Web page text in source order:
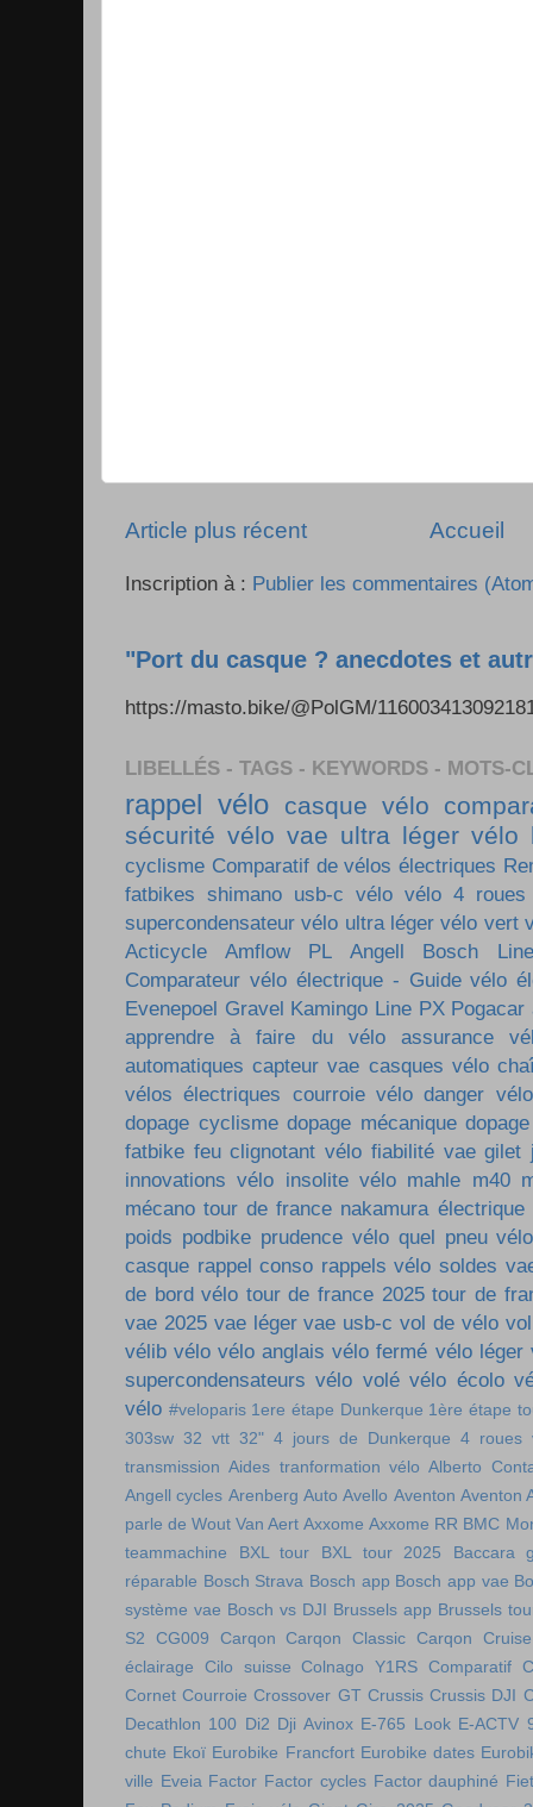
Article plus récent Accueil
Inscription à : Publier les commentaires
"Port du casque ? anecdotes et
https://masto.bike/@PolGM/
LIBELLÉS - TAGS - KEYWORDS - MOTS-
rappel vélo casque vélo
sécurité vélo vae ultra léger vélo
cyclisme Comparatif de vélos électriques
fatbikes shimano usb-c vélo vélo 4 roues
supercondensateur vélo ultra léger vélo vert
Acticycle
Amflow PL Angell
Bosch
Comparateur vélo électrique - Guide vélo
Evenepoel Gravel Kamingo Line PX Pogacar
apprendre à faire du vélo
assurance
automatiques capteur vae casques vélo
vélos électriques courroie vélo danger vélo
dopage cyclisme dopage mécanique
fatbike feu clignotant vélo fiabilité vae gilet
innovations vélo insolite vélo mahle m40
mécano tour de france nakamura électrique
poids podbike prudence vélo quel pneu vélo
casque rappel conso rappels vélo soldes
de bord vélo tour de france 2025 tour de
vae 2025 vae léger vae usb-c vol de vélo
vélib vélo vélo anglais vélo fermé vélo léger
supercondensateurs vélo volé vélo écolo
vélo #veloparis 1ere étape Dunkerque 1ère étape
303sw 32 vtt 32" 4 jours de Dunkerque 4 roues
transmission Aides tranformation vélo Alberto
Angell cycles Arenberg Auto Avello Aventon Aventon
parle de Wout Van Aert Axxome Axxome RR BMC
teammachine
BXL tour BXL tour 2025
Baccara
réparable Bosch Strava Bosch app Bosch app vae
système vae Bosch vs DJI Brussels app Brussels
S2
CG009 Carqon Carqon Classic Carqon Cruise
éclairage
Cilo suisse Colnago Y1RS Comparatif
Cornet Courroie Crossover GT Crussis Crussis DJI
Decathlon 100 Di2 Dji Avinox E-765 Look E-ACTV
chute Ekoï Eurobike Francfort Eurobike dates
ville Eveia Factor Factor cycles Factor dauphiné